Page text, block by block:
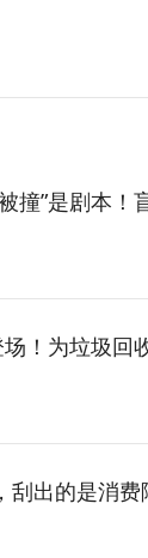
撞”是剧本
场！为垃圾回
刮出的是消费